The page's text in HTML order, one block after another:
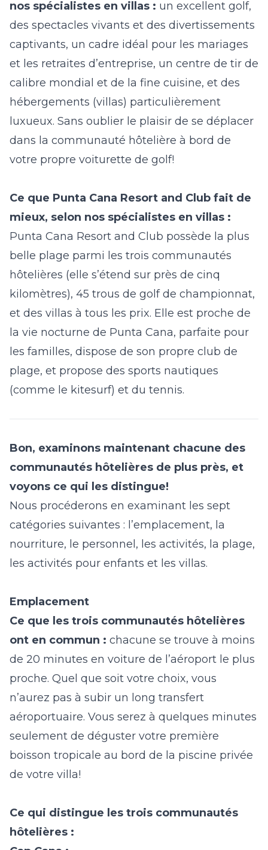
nos spécialistes en villas : un excellent golf,
des spectacles vivants et des divertissements
captivants, un cadre idéal pour les mariages
et les retraites d’entreprise, un centre de tir de
calibre mondial et de la fine cuisine, et des
hébergements (villas) particulièrement
luxueux. Sans oublier le plaisir de se déplacer
dans la communauté hôtelière à bord de
votre propre voiturette de golf!
Ce que Punta Cana Resort and Club fait de
mieux, selon nos spécialistes en villas :
Punta Cana Resort and Club possède la plus
belle plage parmi les trois communautés
hôtelières (elle s’étend sur près de cinq
kilomètres), 45 trous de golf de championnat,
et des villas à tous les prix. Elle est proche de
la vie nocturne de Punta Cana, parfaite pour
les familles, dispose de son propre club de
plage, et propose des sports nautiques
(comme le kitesurf) et du tennis.
Bon, examinons maintenant chacune des
communautés hôtelières de plus près, et
voyons ce qui les distingue!
Nous procéderons en examinant les sept
catégories suivantes : l’emplacement, la
nourriture, le personnel, les activités, la plage,
les activités pour enfants et les villas.
Emplacement
Ce que les trois communautés hôtelières
ont en commun : chacune se trouve à moins
de 20 minutes en voiture de l’aéroport le plus
proche. Quel que soit votre choix, vous
n’aurez pas à subir un long transfert
aéroportuaire. Vous serez à quelques minutes
seulement de déguster votre première
boisson tropicale au bord de la piscine privée
de votre villa!
Ce qui distingue les trois communautés
hôtelières :